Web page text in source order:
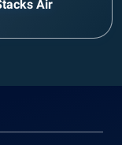
Air